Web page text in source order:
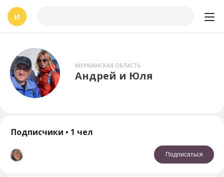
И
МУРМАНСКАЯ ОБЛАСТЬ
Андрей и Юля
Подписчики • 1 чел
Подписаться